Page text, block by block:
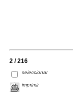
2 / 216
seleccionar
imprimir